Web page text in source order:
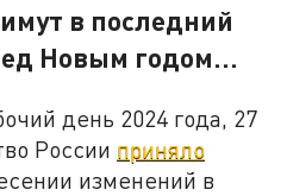
в последний
Новым годом…
день 2024 года, 27
России приняло
изменений в